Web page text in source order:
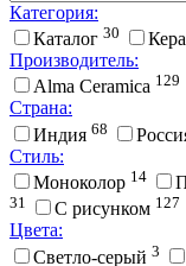
Категория:
Каталог 30
Производитель:
Alma Ceramica 129
Страна:
Индия 68
Стиль:
Моноколор 14
31 С рисунком 127
Цвета:
Cветло-серый 3